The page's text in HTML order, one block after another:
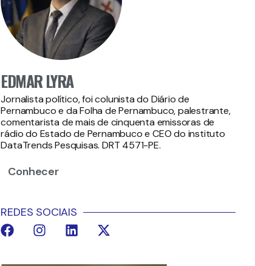
EDMAR LYRA
Jornalista político, foi colunista do Diário de
Pernambuco e da Folha de Pernambuco, palestrante,
comentarista de mais de cinquenta emissoras de
rádio do Estado de Pernambuco e CEO do instituto
DataTrends Pesquisas. DRT 4571-PE.
Conhecer
REDES SOCIAIS